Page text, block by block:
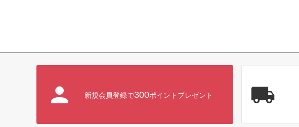
新規会員登録で300ポイントプレゼント